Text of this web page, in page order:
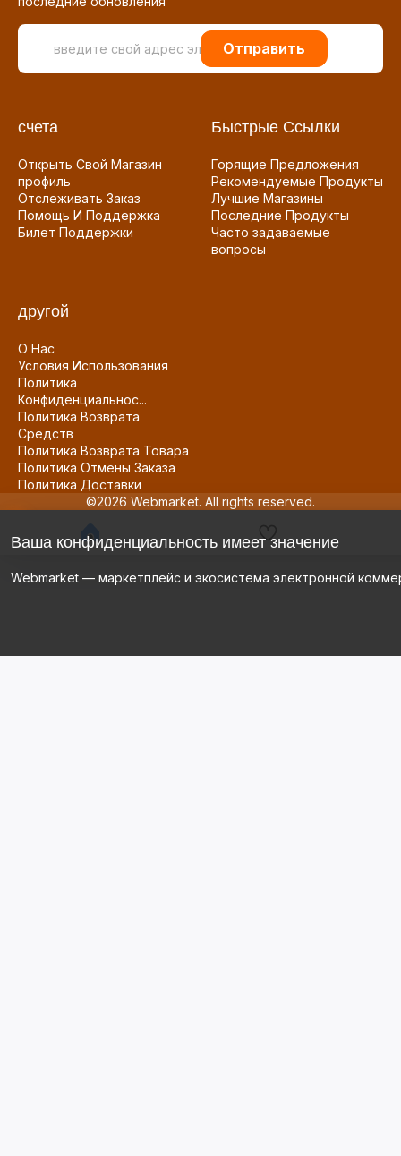
Отправить
счета
Открыть Свой Магазин
профиль
Отслеживать Заказ
Помощь И Поддержка
Билет Поддержки
Быстрые Ссылки
Горящие Предложения
Рекомендуемые Продукты
Лучшие Магазины
Последние Продукты
Часто задаваемые
вопросы
другой
О Нас
Условия Использования
Политика
Конфиденциальнос...
Политика Возврата
Средств
Политика Возврата Товара
Политика Отмены Заказа
Политика Доставки
©2026 Webmarket. All rights reserved.
Ваша конфиденциальность имеет значение
Webmarket — маркетплейс и экосистема электронной